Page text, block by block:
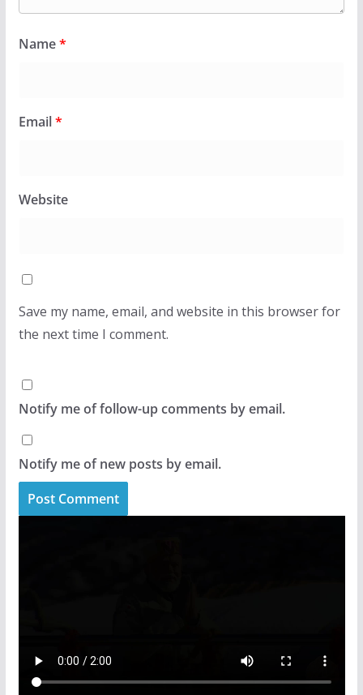
Name*
Email*
Website
Save my name, email, and website in this browser for
the next time I comment.
Notify me of follow-up comments by email.
Notify me of new posts by email.